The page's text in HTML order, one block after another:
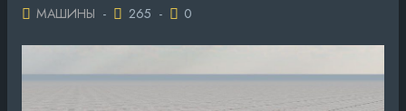
МАШИНЫ - 265 - 0